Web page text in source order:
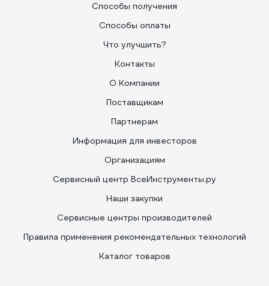
Способы получения
Способы оплаты
Что улучшить?
Контакты
О Компании
Поставщикам
Партнерам
Информация для инвесторов
Организациям
Сервисный центр ВсеИнструменты.ру
Наши закупки
Сервисные центры производителей
Правила применения рекомендательных технологий
Каталог товаров